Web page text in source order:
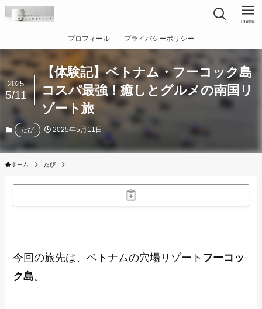
menu
プロフィール プライバシーポリシー
【体験記】ベトナム・フーコック島
コスパ最強！癒しとグルメの南国リ
ゾート旅
2025
5/11
たび 2025年5月11日
ホーム たび
今回の旅先は、ベトナムの穴場リゾート フーコッ
ク島。